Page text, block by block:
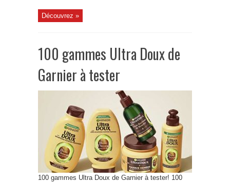
Découvrez »
100 gammes Ultra Doux de
Garnier à tester
100 gammes Ultra Doux de Garnier à tester! 100